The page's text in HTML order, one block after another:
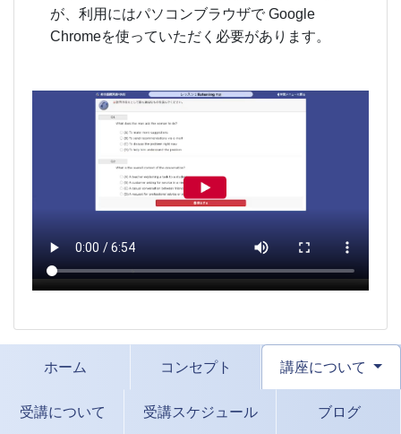
が、利用にはパソコンブラウザで Google
Chromeを使っていただく必要があります。
ホーム コンセプト 講座について
受講について 受講スケジュール ブログ